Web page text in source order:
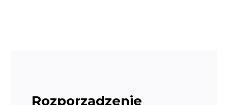
Rozporządzenie